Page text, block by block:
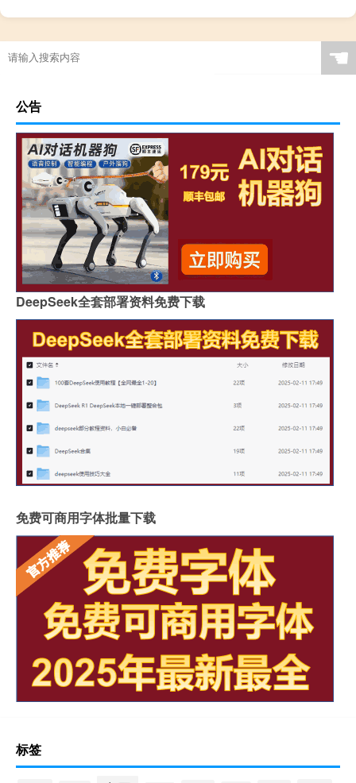
☚
公告
DeepSeek全套部署资料免费下载
免费可商用字体批量下载
标签